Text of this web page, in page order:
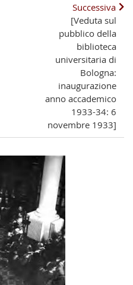
Successiva
[Veduta sul
pubblico della
biblioteca
universitaria di
Bologna:
inaugurazione
anno accademico
1933-34: 6
novembre 1933]